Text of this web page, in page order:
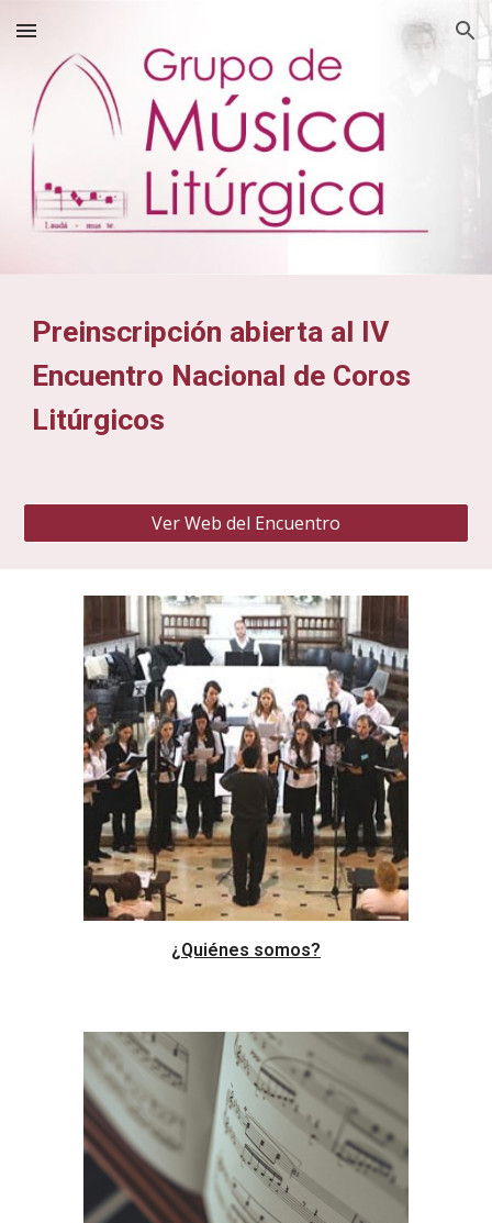
Skip to main content Skip to navigation
Preinscripción abierta al IV
Encuentro Nacional de Coros
Litúrgicos
Ver Web del Encuentro
¿Quiénes somos?